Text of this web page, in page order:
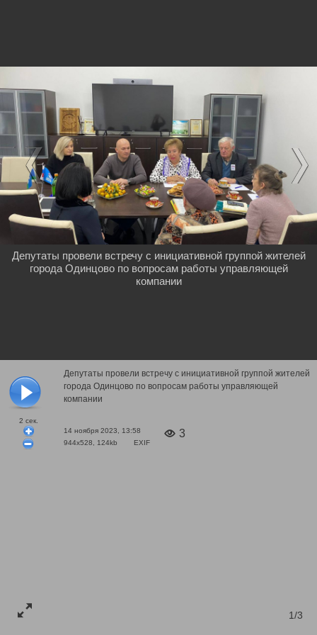
2 сек.
Депутаты провели встречу с инициативной группой жителей
города Одинцово по вопросам работы управляющей
компании
14 ноября 2023, 13:58
944x528, 124kb
EXIF
3
1/3
Депутаты провели встречу с инициативной группой жителей
города Одинцово по вопросам работы управляющей
компании